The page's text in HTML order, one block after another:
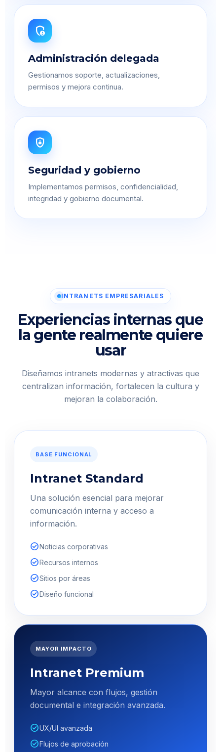
admin_panel_settings
Administración delegada
Gestionamos soporte, actualizaciones,
permisos y mejora continua.
shield_lock
Seguridad y gobierno
Implementamos permisos, confidencialidad,
integridad y gobierno documental.
INTRANETS EMPRESARIALES
Experiencias internas que
la gente realmente quiere
usar
Diseñamos intranets modernas y atractivas que
centralizan información, fortalecen la cultura y
mejoran la colaboración.
BASE FUNCIONAL
Intranet Standard
Una solución esencial para mejorar
comunicación interna y acceso a
información.
check_circleNoticias corporativas
check_circleRecursos internos
check_circleSitios por áreas
check_circleDiseño funcional
MAYOR IMPACTO
Intranet Premium
Mayor alcance con flujos, gestión
documental e integración avanzada.
check_circleUX/UI avanzada
check_circleFlujos de aprobación